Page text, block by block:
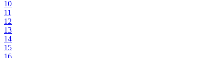
10
11
12
13
14
15